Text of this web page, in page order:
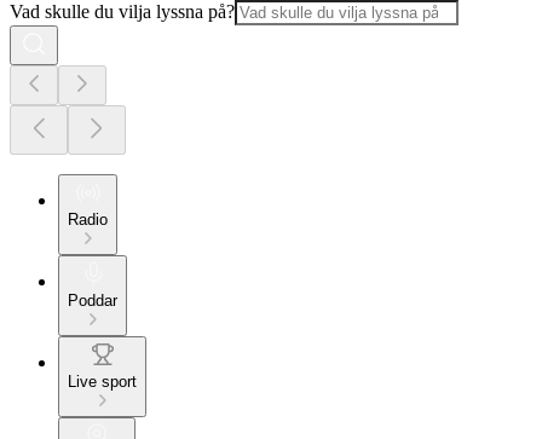
Vad skulle du vilja lyssna på?
Radio
Poddar
Live sport